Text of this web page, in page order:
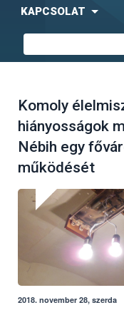
KAPCSOLAT
Komoly
hiányosságok
Nébih egy
működését
2018. november 28, szerda